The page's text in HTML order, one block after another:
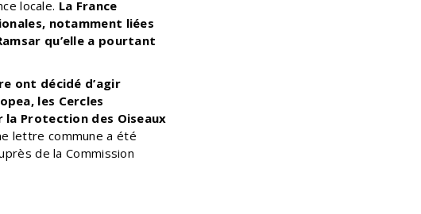
locale. La France
notamment liées
qu’elle a pourtant
ont décidé d’agir
les Cercles
la Protection des Oiseaux
lettre commune a été
de la Commission